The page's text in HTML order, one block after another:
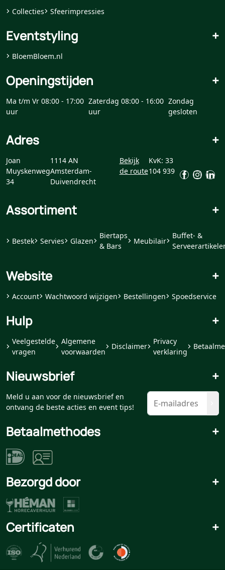
Collecties Sfeerimpressies
Eventstyling +
BloemBloem.nl
Openingstijden +
Ma t/m Vr 08:00 - 17:00
uur
Zaterdag 08:00 - 16:00
uur
Zondag
gesloten
Adres +
Joan
Muyskenweg
34
1114 AN
Amsterdam-
Duivendrecht
Bekijk
de route
KvK: 33
104 939
Assortiment +
Bestek Servies Glazen
Biertaps
& Bars
Meubilair
Buffet- &
Website +
Account Wachtwoord wijzigen Bestellingen Spoedservice
Hulp +
Veelgestelde
vragen
Algemene
voorwaarden
Disclaimer
Privacy
verklaring
Nieuwsbrief +
Meld u aan voor de nieuwsbrief en
ontvang de beste acties en event tips!
Betaalmethodes +
Bezorgd door +
Certificaten +